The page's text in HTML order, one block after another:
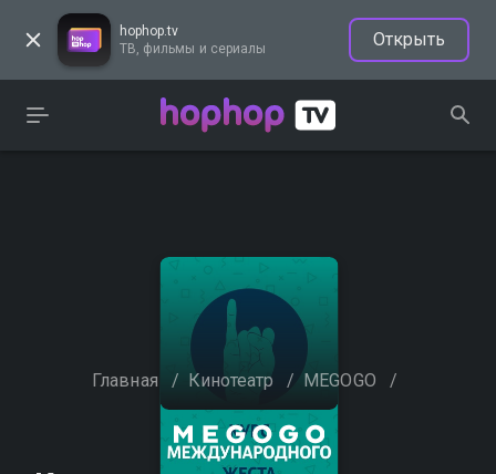
hophop.tv
ТВ, фильмы и сериалы
Открыть
Главная / Кинотеатр / MEGOGO /